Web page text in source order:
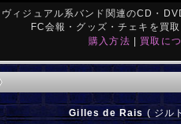
ヴィジュアル系バンド関連のCD・
FC会報・グッズ・チェキを買
購入方法 | 買取に
Gilles de Rais ( ジル